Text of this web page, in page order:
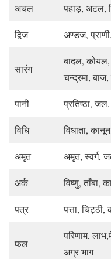
अचल पहाड़, अटल,
द्विज अण्डज, प्राणी,
सारंग
बादल, कोयल,
चन्द्रमा,
पानी प्रतिष्ठा,
विधि विधाता,
अमृत अमृत, स्वर्ग,
अर्क विष्णु, ताँबा,
पत्र पत्ता,
फल
परिणाम,
अग्र भाग